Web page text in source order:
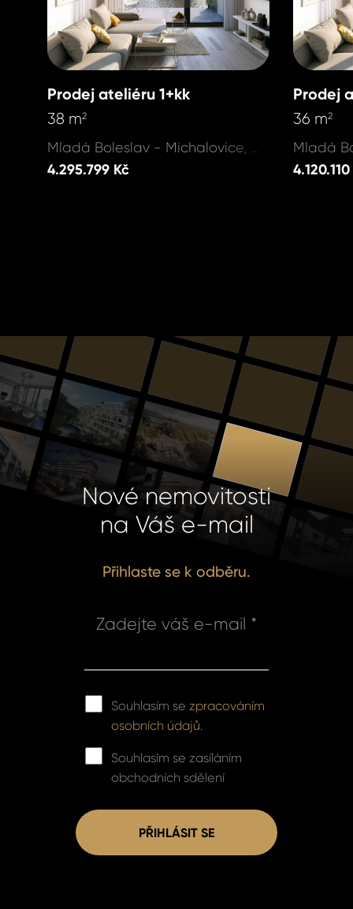
Prodej ateliéru 1+kk
38 m2
Mladá Boleslav - Michalovice, Michalovice
4.295.799 Kč
Prodej
36 m2
Nové nemovitosti
na Váš e-mail
Přihlaste se k odběru.
Zadejte váš e-mail *
Souhlasím se zpracováním
osobních údajů.
Souhlasím se zasíláním
obchodních sdělení
PŘIHLÁSIT SE